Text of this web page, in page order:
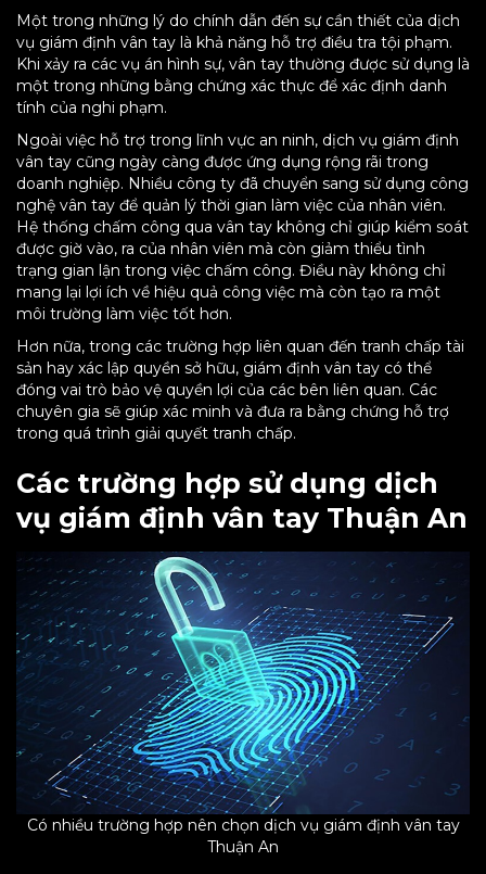
Một trong những lý do chính dẫn đến sự cần thiết của dịch
vụ giám định vân tay là khả năng hỗ trợ điều tra tội phạm.
Khi xảy ra các vụ án hình sự, vân tay thường được sử dụng là
một trong những bằng chứng xác thực để xác định danh
tính của nghi phạm.
Ngoài việc hỗ trợ trong lĩnh vực an ninh, dịch vụ giám định
vân tay cũng ngày càng được ứng dụng rộng rãi trong
doanh nghiệp. Nhiều công ty đã chuyển sang sử dụng công
nghệ vân tay để quản lý thời gian làm việc của nhân viên.
Hệ thống chấm công qua vân tay không chỉ giúp kiểm soát
được giờ vào, ra của nhân viên mà còn giảm thiểu tình
trạng gian lận trong việc chấm công. Điều này không chỉ
mang lại lợi ích về hiệu quả công việc mà còn tạo ra một
môi trường làm việc tốt hơn.
Hơn nữa, trong các trường hợp liên quan đến tranh chấp tài
sản hay xác lập quyền sở hữu, giám định vân tay có thể
đóng vai trò bảo vệ quyền lợi của các bên liên quan. Các
chuyên gia sẽ giúp xác minh và đưa ra bằng chứng hỗ trợ
trong quá trình giải quyết tranh chấp.
Các trường hợp sử dụng dịch
vụ giám định vân tay Thuận An
Có nhiều trường hợp nên chọn dịch vụ giám định vân tay
Thuận An